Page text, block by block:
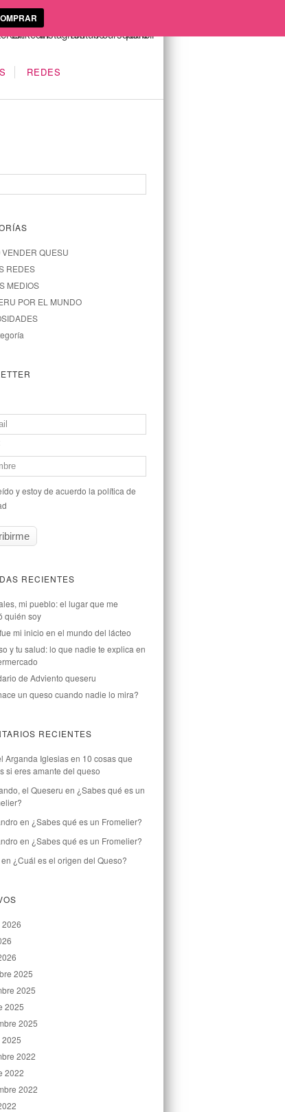
REDES
VENDER QUESU
REDES
MEDIOS
POR EL MUNDO
y estoy de acuerdo la política de
RECIENTES
mi pueblo: el lugar que me
quién soy
mi inicio en el mundo del lácteo
y tu salud: lo que nadie te explica en
de Adviento queseru
un queso cuando nadie lo mira?
RECIENTES
Arganda Iglesiasen 10 cosas que
si eres amante del queso
el Queseru en ¿Sabes qué es un
en ¿Sabes qué es un Fromelier?
en ¿Sabes qué es un Fromelier?
en ¿Cuál es el origen del Queso?
2025
2025
2025
2025
2022
2022
2022